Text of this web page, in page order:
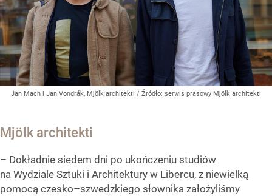
Jan Mach i Jan Vondrák, Mjölk architekti / Źródło: serwis prasowy Mjölk architekti
Mjölk architekti
– Dokładnie siedem dni po ukończeniu studiów
na Wydziale Sztuki i Architektury w Libercu, z niewielką
pomocą czesko–szwedzkiego słownika założyliśmy